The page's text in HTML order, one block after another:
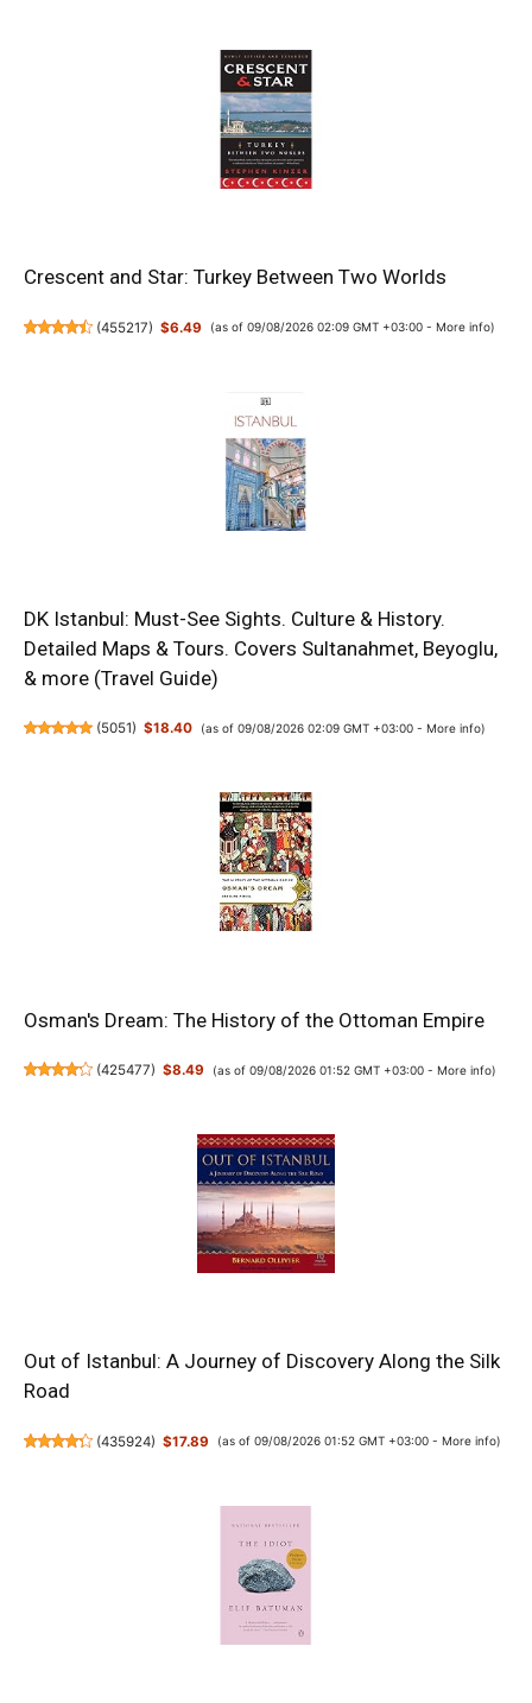
Crescent and Star: Turkey Between Two Worlds
(455217) $6.49 (as of 09/08/2026 02:09 GMT +03:00 - More info)
DK Istanbul: Must-See Sights. Culture & History.
Detailed Maps & Tours. Covers Sultanahmet, Beyoglu,
& more (Travel Guide)
(5051) $18.40 (as of 09/08/2026 02:09 GMT +03:00 - More info)
Osman's Dream: The History of the Ottoman Empire
(425477) $8.49 (as of 09/08/2026 01:52 GMT +03:00 - More info)
Out of Istanbul: A Journey of Discovery Along the Silk
Road
(435924) $17.89 (as of 09/08/2026 01:52 GMT +03:00 - More info)